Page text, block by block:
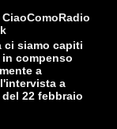
ci siamo capiti
compenso
a
a
22 febbraio